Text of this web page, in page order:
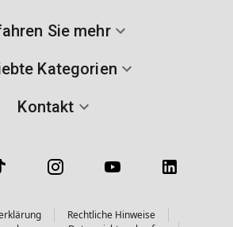
Sie mehr
Kategorien
Kontakt
Rechtliche Hinweise